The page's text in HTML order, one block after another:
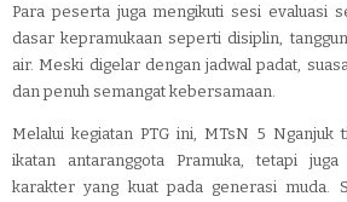
Para peserta juga mengikuti sesi evaluasi
dasar kepramukaan seperti disiplin,
air. Meski digelar dengan jadwal padat,
dan penuh semangat kebersamaan.
Melalui kegiatan PTG ini, MTsN 5 Nganjuk
ikatan antaranggota Pramuka, tetapi
karakter yang kuat pada generasi muda.